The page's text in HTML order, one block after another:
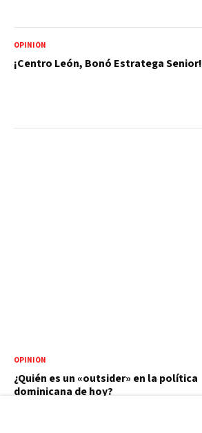
OPINIÓN
¡Centro León, Bonó Estratega Senior!
OPINIÓN
¿Quién es un «outsider» en la política
dominicana de hoy?